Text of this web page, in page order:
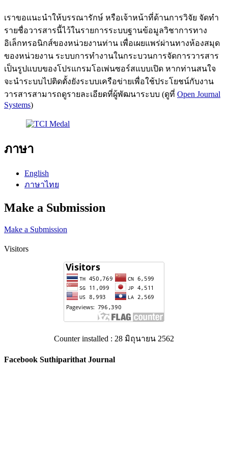
เราขอแนะนำให้บรรณารักษ์ หรือเจ้าหน้าที่ด้านการวิจัย จัดทำ
รายชื่อวารสารนี้ไว้ในรายการระบบฐานข้อมูลวิชาการทาง
อิเล็กทรอนิกส์ของหน่วยงานท่าน เพื่อเผยแพร่ผ่านทางห้องสมุด
ของหน่วยงาน ระบบการทำงานในกระบวนการจัดการวารสาร
เป็นรูปแบบของโปรแกรมโอเพ่นซอร์สแบบเปิด หากท่านสนใจ
จะนำระบบไปติดตั้งยังระบบเครือข่ายเพื่อใช้ประโยชน์กับงาน
วารสารสามารถดูรายละเอียดที่ผู้พัฒนาระบบ (ดูที่ Open Journal
Systems)
ภาษา
English
ภาษาไทย
Make a Submission
Make a Submission
Visitors
Counter installed : 28 มิถุนายน 2562
Facebook Suthiparithat Journal